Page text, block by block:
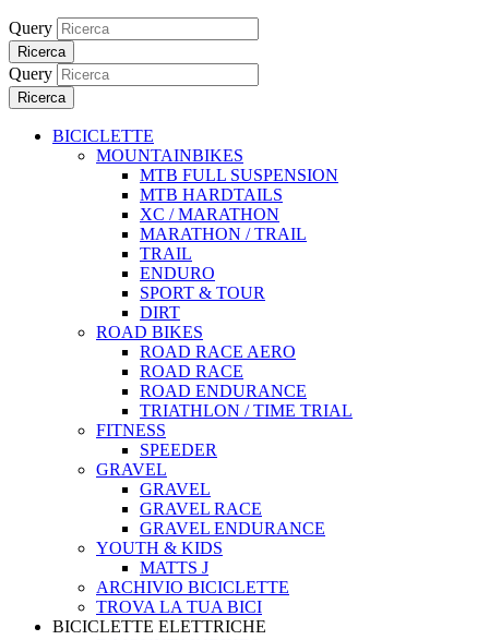
Query
Ricerca
Query
Ricerca
BICICLETTE
MOUNTAINBIKES
MTB FULL SUSPENSION
MTB HARDTAILS
XC / MARATHON
MARATHON / TRAIL
TRAIL
ENDURO
SPORT & TOUR
DIRT
ROAD BIKES
ROAD RACE AERO
ROAD RACE
ROAD ENDURANCE
TRIATHLON / TIME TRIAL
FITNESS
SPEEDER
GRAVEL
GRAVEL
GRAVEL RACE
GRAVEL ENDURANCE
YOUTH & KIDS
MATTS J
ARCHIVIO BICICLETTE
TROVA LA TUA BICI
BICICLETTE ELETTRICHE